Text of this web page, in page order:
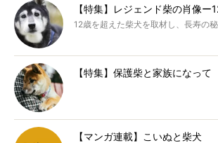
【特集】レジェンド柴の肖像ー
12歳を超えた柴犬を取材し、長寿の秘
【特集】保護柴と家族になって
【マンガ連載】こいぬと柴犬